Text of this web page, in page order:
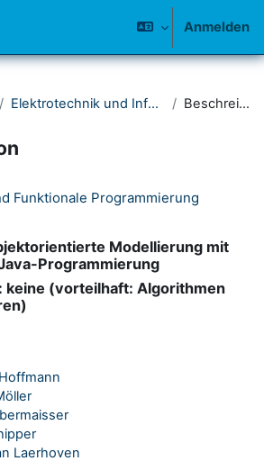
Anmelden
Elektrotechnik und Informatik Beschreibung
Funktionale Programmierung
Modellierung mit
Programmierung
keine (vorteilhaft: Algorithmen
Laerhoven